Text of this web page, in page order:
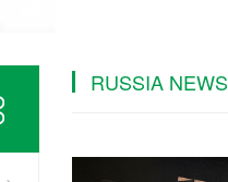
RUSSIA NEWS